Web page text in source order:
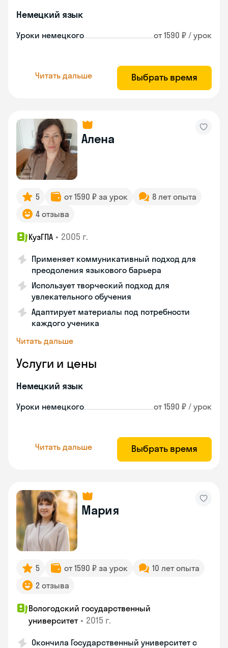
Немецкий язык
Уроки немецкого от 1590 ₽ / урок
Читать дальше Выбрать время
Алена
5 от 1590 ₽ за урок
8 лет опыта
4 отзыва
КузГПА • 2005 г.
Применяет коммуникативный подход для
преодоления языкового барьера
Использует творческий подход для
увлекательного обучения
Адаптирует материалы под потребности
каждого ученика
Читать дальше
Услуги и цены
Немецкий язык
Уроки немецкого от 1590 ₽ / урок
Читать дальше Выбрать время
Мария
5 от 1590 ₽ за урок
10 лет опыта
2 отзыва
Вологодский государственный
университет • 2015 г.
Окончила Государственный университет с